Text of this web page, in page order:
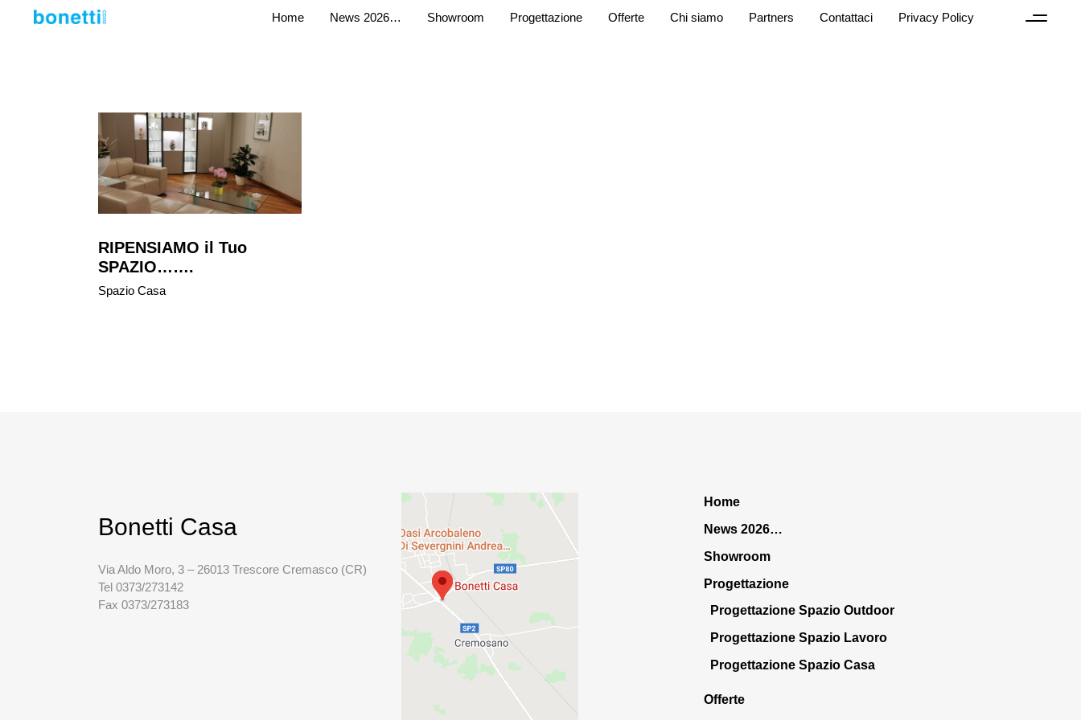
Home News 2026… Showroom Progettazione Offerte Chi siamo Partners Contattaci Privacy Policy
RIPENSIAMO il Tuo
SPAZIO…….
Spazio Casa
Bonetti Casa
Via Aldo Moro, 3 – 26013 Trescore Cremasco (CR)
Tel 0373/273142
Fax 0373/273183
Home
News 2026…
Showroom
Progettazione
Progettazione Spazio Outdoor
Progettazione Spazio Lavoro
Progettazione Spazio Casa
Offerte